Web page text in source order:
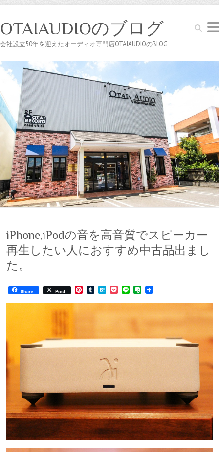
Search
OTAIAUDIOのブログ
会社設立50年を迎えたオーディオ専門店OTAIAUDIOのBLOG
iPhone,iPodの音を高音質でスピーカー
再生したい人におすすめ中古品出まし
た。
Share Post
P
n
e
s
T
m
b
r
H
t
e
a
P
c
k
e
t
L
n
e
E
e
r
n
t
e